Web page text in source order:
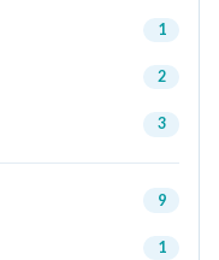
1
2
3
9
1